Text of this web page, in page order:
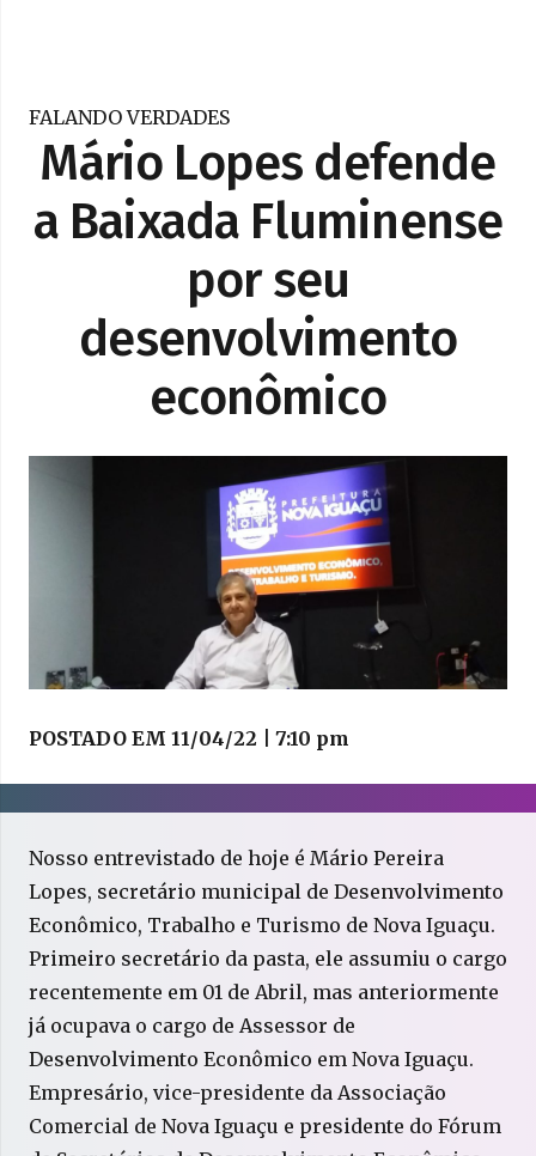
FALANDO VERDADES
Mário Lopes defende
a Baixada Fluminense
por seu
desenvolvimento
econômico
POSTADO EM 11/04/22 | 7:10 pm
Nosso entrevistado de hoje é Mário Pereira
Lopes, secretário municipal de Desenvolvimento
Econômico, Trabalho e Turismo de Nova Iguaçu.
Primeiro secretário da pasta, ele assumiu o cargo
recentemente em 01 de Abril, mas anteriormente
já ocupava o cargo de Assessor de
Desenvolvimento Econômico em Nova Iguaçu.
Empresário, vice-presidente da Associação
Comercial de Nova Iguaçu e presidente do Fórum